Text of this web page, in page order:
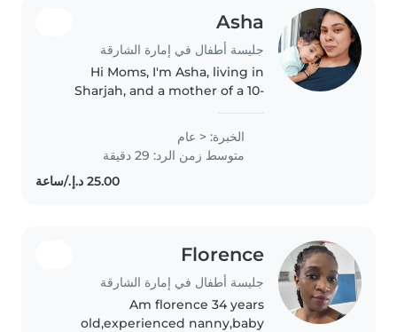
Asha
جليسة أطفال في إمارة الشارقة
Hi Moms, I'm Asha, living in
Sharjah, and a mother of a 10-
experience in childcare,
teaching, and HR, and I hold a
Master's degree in Physics. I'm
الخبرة: < عام
متوسط زمن الرد: 29 دقيقة
Florence
جليسة أطفال في إمارة الشارقة
Am florence 34 years
old,experienced nanny,baby